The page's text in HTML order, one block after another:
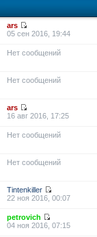
ars
05 сен 2016, 19:44
Нет сообщений
Нет сообщений
ars
16 авг 2016, 17:25
Нет сообщений
Нет сообщений
Tintenkiller
22 ноя 2016, 00:07
petrovich
04 ноя 2016, 07:15